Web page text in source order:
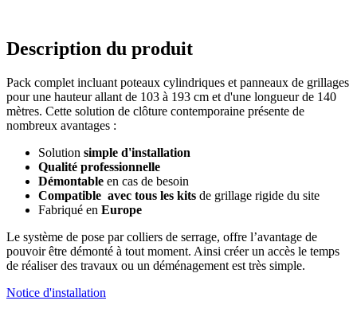
Description du produit
Pack complet incluant poteaux cylindriques et panneaux de grillages
pour une hauteur allant de 103 à 193 cm et d'une longueur de 140
mètres. Cette solution de clôture contemporaine présente de
nombreux avantages :
Solution simple d'installation
Qualité professionnelle
Démontable en cas de besoin
Compatible avec tous les kits de grillage rigide du site
Fabriqué en Europe
Le système de pose par colliers de serrage, offre l’avantage de
pouvoir être démonté à tout moment. Ainsi créer un accès le temps
de réaliser des travaux ou un déménagement est très simple.
Notice d'installation